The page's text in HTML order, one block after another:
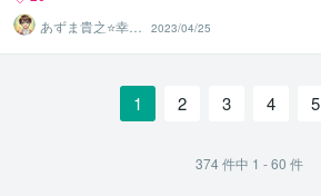
あずま貴之⭐幸せ
自分軸の生き方
育成コーチ
2023/04/25
1 2 3 4 5
374件中 1 - 60 件